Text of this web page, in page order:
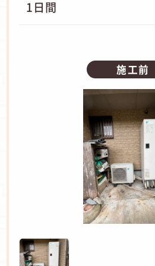
1日間
施工前